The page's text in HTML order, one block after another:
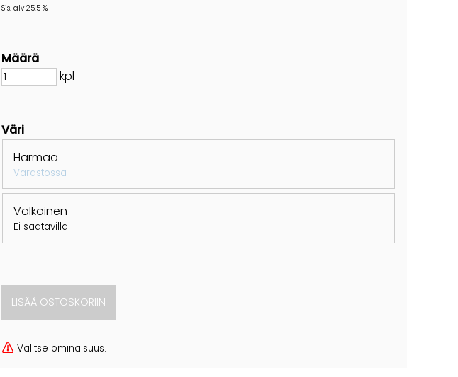
Sis. alv 25.5 %
Määrä
kpl
Väri
Harmaa
Varastossa
Valkoinen
Ei saatavilla
Valitse ominaisuus.